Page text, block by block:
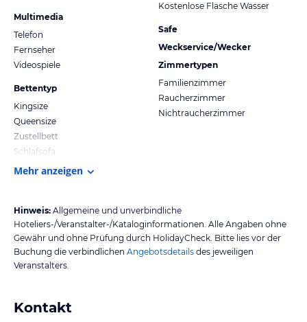
Multimedia
Telefon
Fernseher
Videospiele
Bettentyp
Kingsize
Queensize
Zustellbett
Schlafsofa
Kostenlose Flasche Wasser
Safe
Weckservice/Wecker
Zimmertypen
Familienzimmer
Raucherzimmer
Nichtraucherzimmer
Mehr anzeigen
Hinweis: Allgemeine und unverbindliche
Hoteliers-/Veranstalter-/Kataloginformationen. Alle Angaben ohne
Gewähr und ohne Prüfung durch HolidayCheck. Bitte lies vor der
Buchung die verbindlichen Angebotsdetails des jeweiligen
Veranstalters.
Kontakt